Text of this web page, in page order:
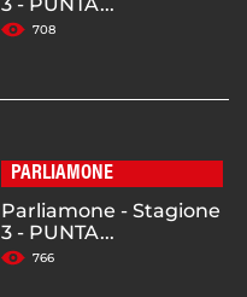
708
PARLIAMONE
Parliamone - Stagione
3 - PUNTA...
766